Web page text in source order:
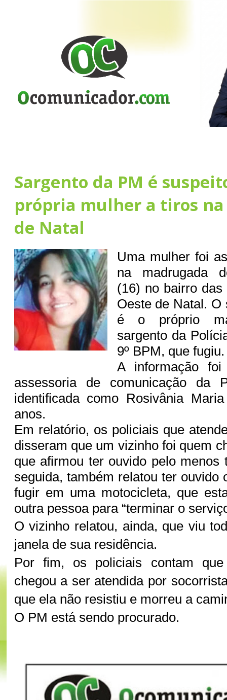
Sargento da PM é
própria mulher a tiros na
de Natal
Uma mulher foi
na madrugada
(16) no bairro
Oeste de Natal.
é o próprio
sargento da
9º BPM, que
A informação foi
assessoria de comunicação da
identificada como Rosivânia
anos.
Em relatório, os policiais que
disseram que um vizinho foi quem
que afirmou ter ouvido pelo menos
seguida, também relatou ter ouvido
fugir em uma motocicleta, que
outra pessoa para “terminar o
O vizinho relatou, ainda, que viu
janela de sua residência.
Por fim, os policiais contam
chegou a ser atendida por
que ela não resistiu e morreu a
O PM está sendo procurado.